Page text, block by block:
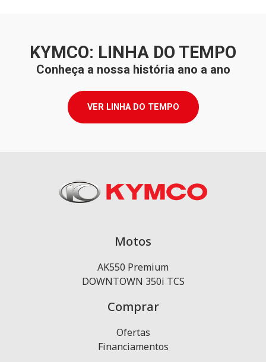
KYMCO: LINHA DO TEMPO
Conheça a nossa história ano a ano
VER LINHA DO TEMPO
Motos
AK550 Premium
DOWNTOWN 350i TCS
Comprar
Ofertas
Financiamentos